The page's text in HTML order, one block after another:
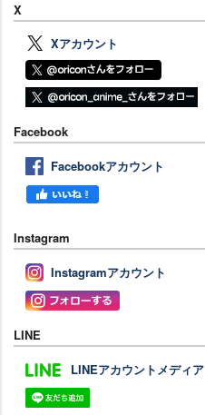
X
Xアカウント
Facebook
Facebookアカウント
Instagram
Instagramアカウント
LINE
LINEアカウントメディア